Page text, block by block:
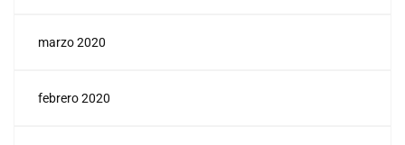
marzo 2020
febrero 2020